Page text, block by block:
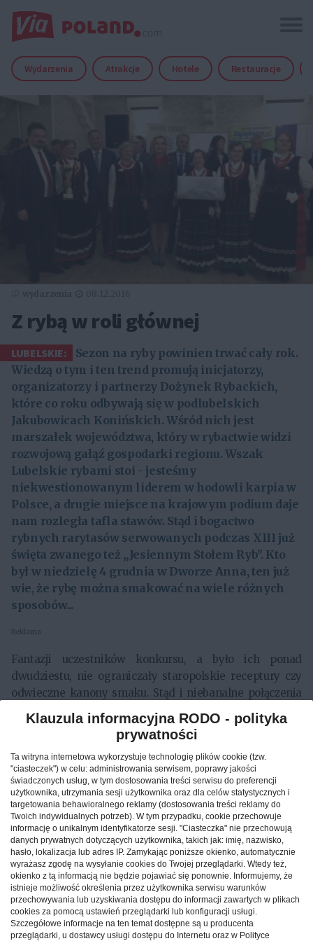
Wydarzenia Atrakcje Hotele Restauracje
Z rybą w roli głównej
LUBELSKIE:
Sezon na ryby powinien trwać cały rok.
Wiedzą o tym i ten trend promują inicjatorzy,
organizatorzy i partnerzy Dożynek Rybackich,
które co roku odbywają się w podlubelskich
Jakubowicach Konińskich. Wśród nich jest
marszałek województwa, który w rybactwie widzi
rozwojową gałąź gospodarki regionu. Wszak
Lubelskie rybami stoi - jesteśmy
niekwestionowanym liderem w hodowli karpia w
Polsce, a drugie miejsce na krajowym podium daje
nam rozległa tafla stawów. Stąd i bogactwo
rybnych rarytasów serwowanych podczas XIII już
święta zwanego też „Jesiennym Stołem Ryb". Kto
był w niedzielę 4 grudnia w Dworze Anna, ten już
wie, że rybę można smakować na wiele różnych
sposobów...
Reklama
Fantazji uczestników konkursu, a było ich ponad
dwudziestu, nie ograniczały staropolskie receptury czy
odwieczne kanony smaku. Stąd i niebanalne połączenia
składników i nowatorskie spojrzenie na tradycyjnie
pojmowane dania. Niezwykle smaczne, acz trudne
zadanie - spróbować i ocenić trzydzieści pięć potraw -
miała komisja konkursowa, w skład której wszedł m.in.
wicemarszałek województwa Grzegorz Kapusta.
Najsmaczniejsze rybne fantazje wybrano w trzech
kategoriach.
Restauracje:
1. Filet z sandacza w pistacjach i boczku - Restauracja
„Zaścianek"
2. Tort z karpia - Dwór „Mościbrody"
3. Pasztet z pstrąga - Hotel „Biesiada"
Wyróżnienie - Pstrąg w galarecie - Hotel „Huzar"
Klauzula informacyjna RODO - polityka
prywatności
Ta witryna internetowa wykorzystuje technologię plików cookie (tzw.
"ciasteczek") w celu: administrowania serwisem, poprawy jakości
świadczonych usług, w tym dostosowania treści serwisu do preferencji
użytkownika, utrzymania sesji użytkownika oraz dla celów statystycznych i
targetowania behawioralnego reklamy (dostosowania treści reklamy do
Twoich indywidualnych potrzeb). W tym przypadku, cookie przechowuje
informację o unikalnym identyfikatorze sesji. "Ciasteczka" nie przechowują
danych prywatnych dotyczących użytkownika, takich jak: imię, nazwisko,
hasło, lokalizacja lub adres IP. Zamykając poniższe okienko, automatycznie
wyrażasz zgodę na wysyłanie cookies do Twojej przeglądarki. Wtedy też,
okienko z tą informacją nie będzie pojawiać się ponownie. Informujemy, że
istnieje możliwość określenia przez użytkownika serwisu warunków
przechowywania lub uzyskiwania dostępu do informacji zawartych w plikach
cookies za pomocą ustawień przeglądarki lub konfiguracji usługi.
Szczegółowe informacje na ten temat dostępne są u producenta
przeglądarki, u dostawcy usługi dostępu do Internetu oraz w Polityce